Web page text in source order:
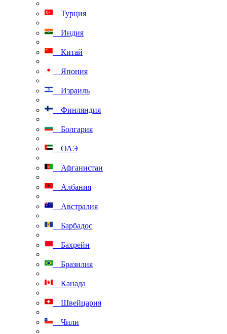
Турция
Индия
Китай
Япония
Израиль
Финляндия
Болгария
ОАЭ
Афганистан
Албания
Австралия
Барбадос
Бахрейн
Бразилия
Канада
Швейцария
Чили